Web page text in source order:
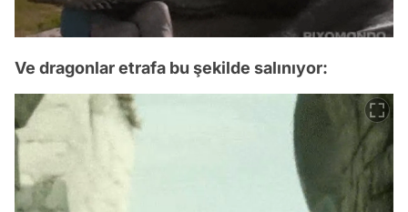
Ve dragonlar etrafa bu şekilde salınıyor: